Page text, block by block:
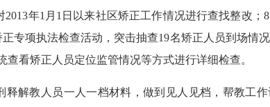
2013年1 月 1 日以来社区矫正工作情况进行查找整改； 8
专项执法检查活动，突击抽查19名矫正人员到场情
看矫正人员定位监管情况等方式进行详细检查。
解教人员一人一档材料，做到见人见档 ， 帮教工